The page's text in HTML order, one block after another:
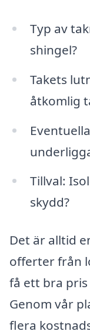
Typ av
shingel?
Takets
åtkomlig
Tillval:
skydd?
Det är alltid
offerter från
få ett bra pris
Genom vår
flera